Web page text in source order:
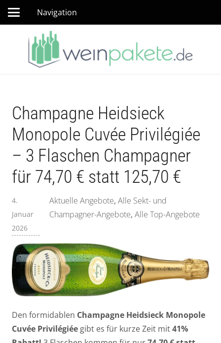
Navigation
Champagne Heidsieck
Monopole Cuvée Privilégiée
– 3 Flaschen Champagner
für 74,70 € statt 125,70 €
4.
Januar
2026
Aktuelle Angebote,Alle Sekt- und
Champagner-Angebote,Alle Top-Angebote
Den formidablen Champagne Heidsieck Monopole
Cuvée Privilégiée gibt es für kurze Zeit mit41%